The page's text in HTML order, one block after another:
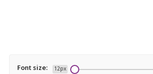
Font size: 12px